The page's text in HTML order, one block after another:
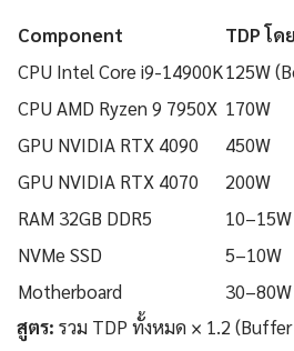
Component
TDP โ
CPU Intel Core i9-14900K125W
CPU AMD Ryzen 9 7950X 170W
GPU NVIDIA RTX 4090
450W
GPU NVIDIA RTX 4070
200W
RAM 32GB DDR5
10–15W
NVMe SSD
5–10W
Motherboard
30–80W
สูตร: รวม TDP ทั้งหมด × 1.2